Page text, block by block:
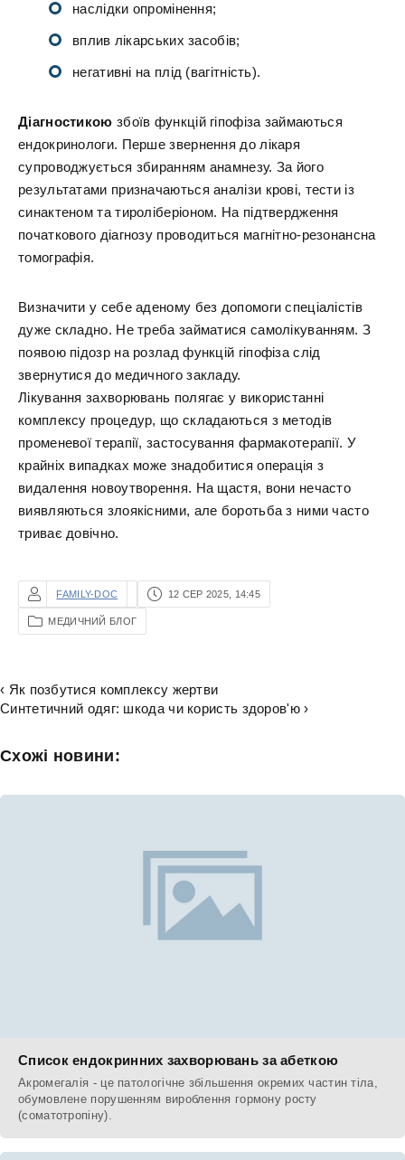
наслідки опромінення;
вплив лікарських засобів;
негативні на плід (вагітність).
Діагностикою збоїв функцій гіпофіза займаються
ендокринологи. Перше звернення до лікаря
супроводжується збиранням анамнезу. За його
результатами призначаються аналізи крові, тести із
синактеном та тироліберіоном. На підтвердження
початкового діагнозу проводиться магнітно-резонансна
томографія.
Визначити у себе аденому без допомоги спеціалістів
дуже складно. Не треба займатися самолікуванням. З
появою підозр на розлад функцій гіпофіза слід
звернутися до медичного закладу.
Лікування захворювань полягає у використанні
комплексу процедур, що складаються з методів
променевої терапії, застосування фармакотерапії. У
крайніх випадках може знадобитися операція з
видалення новоутворення. На щастя, вони нечасто
виявляються злоякісними, але боротьба з ними часто
триває довічно.
FAMILY-DOC 12 СЕР 2025, 14:45
МЕДИЧНИЙ БЛОГ
‹ Як позбутися комплексу жертви
Синтетичний одяг: шкода чи користь здоров'ю ›
Схожі новини:
Список ендокринних захворювань за абеткою
Акромегалія - це патологічне збільшення окремих частин тіла,
обумовлене порушенням вироблення гормону росту
(соматотропіну).